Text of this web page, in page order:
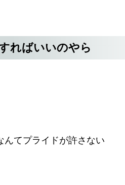
ればいいのやら
んてプライドが許さない